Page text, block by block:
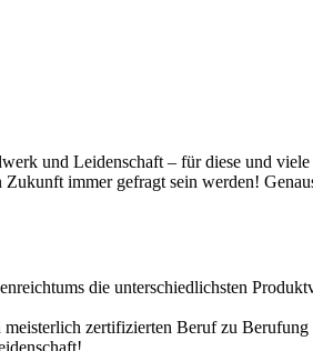
und Leidenschaft – für diese und
Zukunft immer gefragt sein werden!
die unterschiedlichsten
zertifizierten Beruf zu